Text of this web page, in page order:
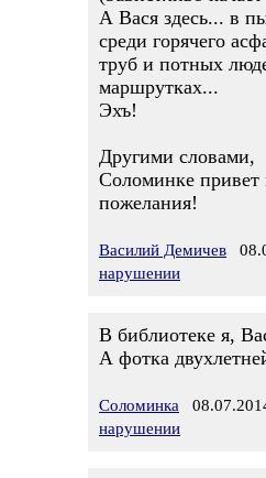
А Вася здесь... в
среди горячего
труб и потных
маршрутках...
Эхъ!
Другими словами,
Соломинке
пожелания!
Василий Демичев
нарушении
В библиотеке я,
А фотка
Соломинка
нарушении